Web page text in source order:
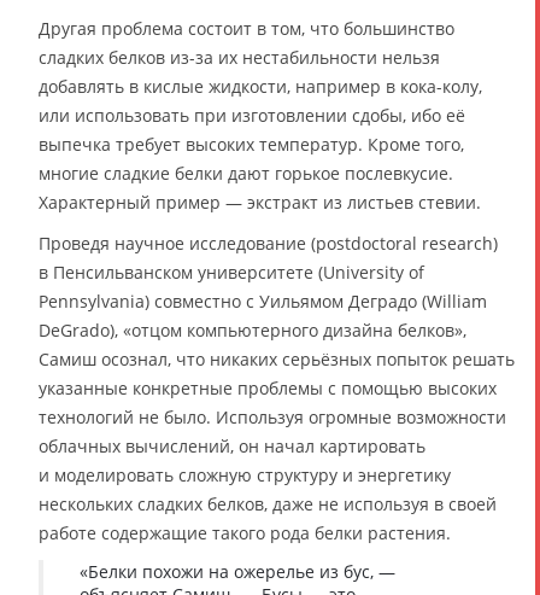
Другая проблема состоит в том, что большинство
сладких белков из-за их нестабильности нельзя
добавлять в кислые жидкости, например в кока-колу,
или использовать при изготовлении сдобы, ибо её
выпечка требует высоких температур. Кроме того,
многие сладкие белки дают горькое послевкусие.
Характерный пример — экстракт из листьев стевии.
Проведя научное исследование (postdoctoral research)
в Пенсильванском университете (University of
Pennsylvania) совместно с Уильямом Деградо (William
DeGrado), «отцом компьютерного дизайна белков»,
Самиш осознал, что никаких серьёзных попыток решать
указанные конкретные проблемы с помощью высоких
технологий не было. Используя огромные возможности
облачных вычислений, он начал картировать
и моделировать сложную структуру и энергетику
нескольких сладких белков, даже не используя в своей
работе содержащие такого рода белки растения.
«Белки похожи на ожерелье из бус, —